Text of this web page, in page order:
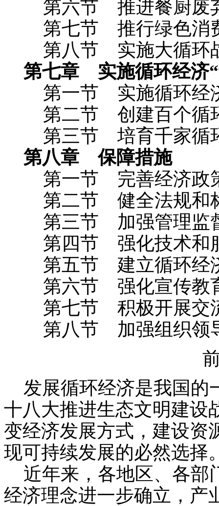
第六节 推进餐厨废
第七节 推行绿色消
第八节 实施大循环
第七章 实施循环经济
第一节 实施循环经
第二节 创建百个循环
第三节 培育千家循环
第八章 保障措施
第一节 完善经济政
第二节 健全法规和
第三节 加强管理监
第四节 强化技术和
第五节 建立循环经
第六节 强化宣传教
第七节 积极开展交
第八节 加强组织领
发展循环经济是我国的
十八大推进生态文明建设
变经济发展方式，建设资
现可持续发展的必然选择
近年来，各地区、各部
经济理念进一步确立，产